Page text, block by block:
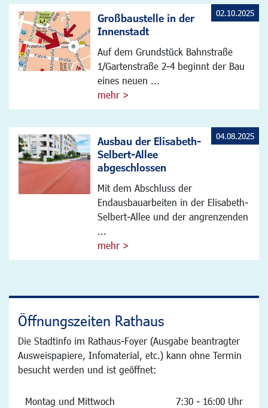
Großbaustelle in der
Innenstadt
Auf dem Grundstück Bahnstraße
1/Gartenstraße 2-4 beginnt der Bau
eines neuen ...
mehr >
02.10.2025
Ausbau der Elisabeth-
Selbert-Allee
abgeschlossen
Mit dem Abschluss der
Endausbauarbeiten in der Elisabeth-
Selbert-Allee und der angrenzenden
...
mehr >
04.08.2025
Öffnungszeiten Rathaus
Die Stadtinfo im Rathaus-Foyer (Ausgabe beantragter
Ausweispapiere, Infomaterial, etc.) kann ohne Termin
besucht werden und ist geöffnet:
Montag und Mittwoch 7:30 - 16:00 Uhr